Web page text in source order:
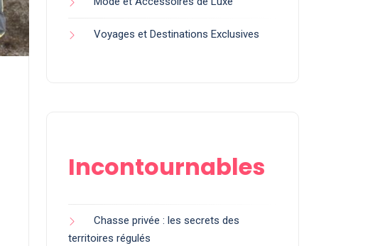
Voyages et Destinations Exclusives
Incontournables
Chasse privée : les secrets des
territoires régulés